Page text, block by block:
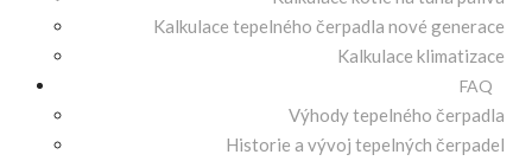
Kalkulace tepelného čerpadla nové generace
Kalkulace klimatizace
FAQ
Výhody tepelného čerpadla
Historie a vývoj tepelných čerpadel